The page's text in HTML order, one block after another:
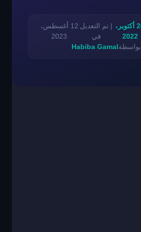
20 أكتوبر،
2022
| تم التعديل
في
12 أغسطس،
2023
بواسطة Habiba Gamal